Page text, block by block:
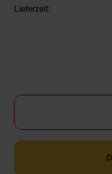
Lieferzeit: